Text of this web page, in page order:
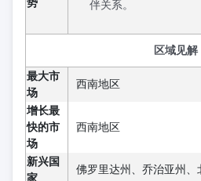
伴关系。
区域见解
最大市
场
西南地区
增长最
快的市
场
西南地区
新兴国
家
佛罗里达州、乔治亚州、